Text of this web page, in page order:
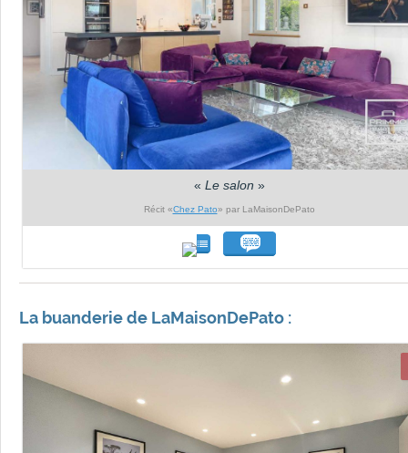
« Le salon »
Récit «Chez Pato» par LaMaisonDePato
La buanderie de LaMaisonDePato :